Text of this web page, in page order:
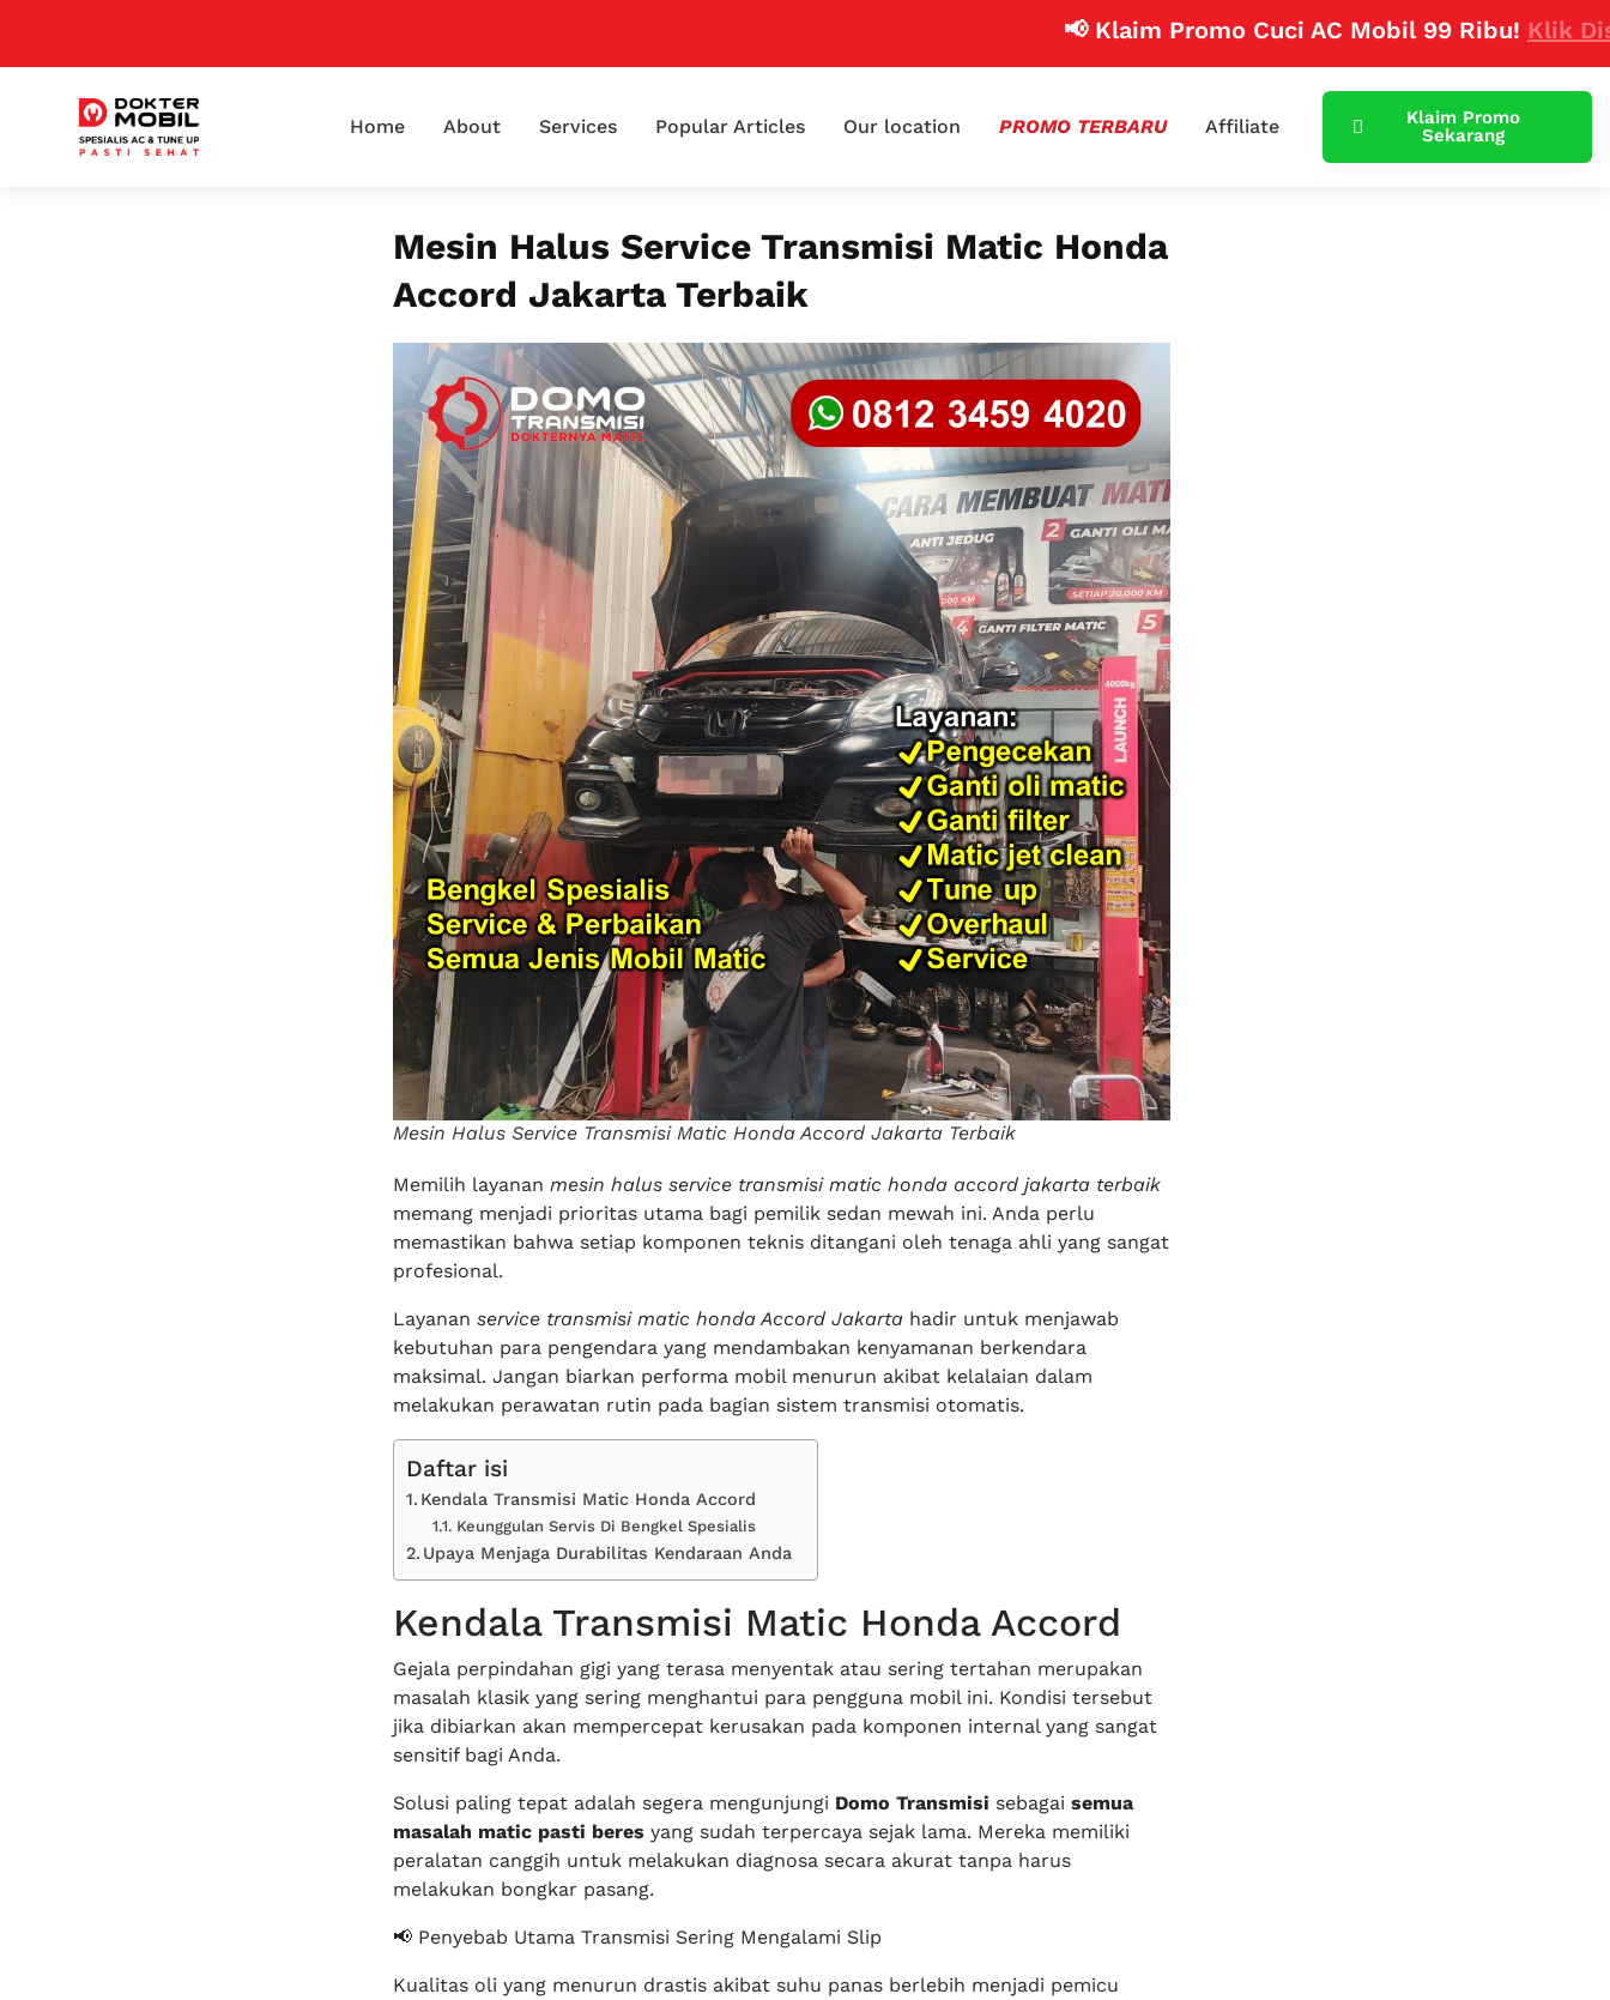
📢 Klaim Promo Cuci AC Mobil 99 Ribu!Klik Disini
Home About Services Popular Articles Our location PROMO TERBARU Affiliate
Klaim Promo
Sekarang
Mesin Halus Service Transmisi Matic Honda
Accord Jakarta Terbaik
Mesin Halus Service Transmisi Matic Honda Accord Jakarta Terbaik
Memilih layanan mesin halus service transmisi matic honda accord jakarta terbaik
memang menjadi prioritas utama bagi pemilik sedan mewah ini. Anda perlu
memastikan bahwa setiap komponen teknis ditangani oleh tenaga ahli yang sangat
profesional.
Layanan service transmisi matic honda Accord Jakartahadir untuk menjawab
kebutuhan para pengendara yang mendambakan kenyamanan berkendara
maksimal. Jangan biarkan performa mobil menurun akibat kelalaian dalam
melakukan perawatan rutin pada bagian sistem transmisi otomatis.
Daftar isi
Kendala Transmisi Matic Honda Accord
Keunggulan Servis Di Bengkel Spesialis
Upaya Menjaga Durabilitas Kendaraan Anda
Kendala Transmisi Matic Honda Accord
Gejala perpindahan gigi yang terasa menyentak atau sering tertahan merupakan
masalah klasik yang sering menghantui para pengguna mobil ini. Kondisi tersebut
jika dibiarkan akan mempercepat kerusakan pada komponen internal yang sangat
sensitif bagi Anda.
Solusi paling tepat adalah segera mengunjungi Domo Transmisi sebagai semua
masalah matic pasti beres yang sudah terpercaya sejak lama. Mereka memiliki
peralatan canggih untuk melakukan diagnosa secara akurat tanpa harus
melakukan bongkar pasang.
📢 Penyebab Utama Transmisi Sering Mengalami Slip
Kualitas oli yang menurun drastis akibat suhu panas berlebih menjadi pemicu